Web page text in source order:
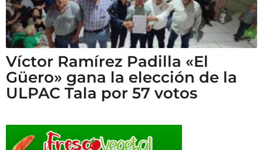
Víctor Ramírez Padilla «El
Güero» gana la elección de la
ULPAC Tala por 57 votos